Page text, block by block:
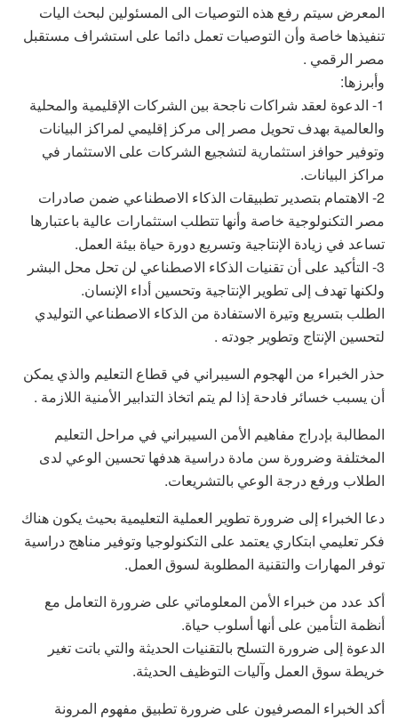
المعرض سيتم رفع هذه التوصيات الى المسئولين لبحث اليات
تنفيذها خاصة وأن التوصيات تعمل دائما على استشراف مستقبل
مصر الرقمي .
وأبرزها:
1- الدعوة لعقد شراكات ناجحة بين الشركات الإقليمية والمحلية
والعالمية بهدف تحويل مصر إلى مركز إقليمي لمراكز البيانات
وتوفير حوافز استثمارية لتشجيع الشركات على الاستثمار في
مراكز البيانات.
2- الاهتمام بتصدير تطبيقات الذكاء الاصطناعي ضمن صادرات
مصر التكنولوجية خاصة وأنها تتطلب استثمارات عالية باعتبارها
تساعد في زيادة الإنتاجية وتسريع دورة حياة بيئة العمل.
3- التأكيد على أن تقنيات الذكاء الاصطناعي لن تحل محل البشر
ولكنها تهدف إلى تطوير الإنتاجية وتحسين أداء الإنسان.
الطلب بتسريع وتيرة الاستفادة من الذكاء الاصطناعي التوليدي
لتحسين الإنتاج وتطوير جودته .
حذر الخبراء من الهجوم السيبراني في قطاع التعليم والذي يمكن
أن يسبب خسائر فادحة إذا لم يتم اتخاذ التدابير الأمنية اللازمة .
المطالبة بإدراج مفاهيم الأمن السيبراني في مراحل التعليم
المختلفة وضرورة سن مادة دراسية هدفها تحسين الوعي لدى
الطلاب ورفع درجة الوعي بالتشريعات.
دعا الخبراء إلى ضرورة تطوير العملية التعليمية بحيث يكون هناك
فكر تعليمي ابتكاري يعتمد على التكنولوجيا وتوفير مناهج دراسية
توفر المهارات والتقنية المطلوبة لسوق العمل.
أكد عدد من خبراء الأمن المعلوماتي على ضرورة التعامل مع
أنظمة التأمين على أنها أسلوب حياة.
الدعوة إلى ضرورة التسلح بالتقنيات الحديثة والتي باتت تغير
خريطة سوق العمل وآليات التوظيف الحديثة.
أكد الخبراء المصرفيون على ضرورة تطبيق مفهوم المرونة